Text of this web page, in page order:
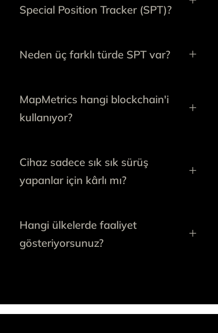
Special Position Tracker (SPT)?
Neden üç farklı türde SPT var?
MapMetrics hangi blockchain'i
kullanıyor?
Cihaz sadece sık sık sürüş
yapanlar için kârlı mı?
Hangi ülkelerde faaliyet
gösteriyorsunuz?